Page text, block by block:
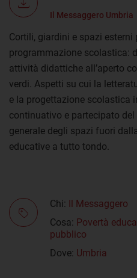
Il Messaggero Umbria
Cortili, giardini e spazi
programmazione scolastica:
attività didattiche all’aperto
verdi. Aspetti su cui la
e la progettazione scolastica
continuativo e partecipato del
generale degli spazi fuori
educative a tutto tondo.
Chi: Il Messaggero
Cosa: Povertà
pubblico
Dove: Umbria